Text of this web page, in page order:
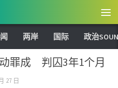
两岸 国际 政治
罪成 判囚3年1个月
27 日